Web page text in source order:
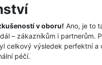
v oboru! Ano, je to
dál – zákazníkům i partnerům.
celkový výsledek perfektní a
péčí.